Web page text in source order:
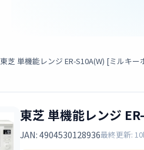
東芝 単機能レンジ ER-S10A(W) [ミルキー
東芝 単機能レンジ
JAN: 4904530128936最終更新: